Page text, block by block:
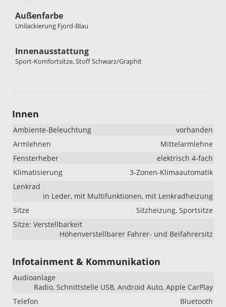
Außenfarbe
Unilackierung Fjord-Blau
Innenausstattung
Sport-Komfortsitze, Stoff Schwarz/Graphit
Innen
Ambiente-Beleuchtung
vorhanden
Armlehnen
Mittelarmlehne
Fensterheber
elektrisch 4-fach
Klimatisierung
3-Zonen-Klimaautomatik
Lenkrad
in Leder, mit Multifunktionen, mit Lenkradheizung
Sitze
Sitzheizung, Sportsitze
Sitze: Verstellbarkeit
Höhenverstellbarer Fahrer- und Beifahrersitz
Infotainment & Kommunikation
Audioanlage
Radio, Schnittstelle USB, Android Auto, Apple CarPlay
Telefon
Bluetooth